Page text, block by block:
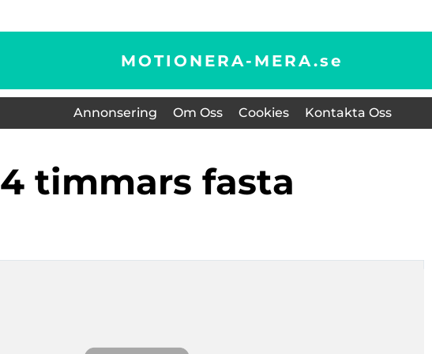
MOTIONERA-MERA.se
Annonsering Om Oss Cookies Kontakta Oss
24 timmars fasta